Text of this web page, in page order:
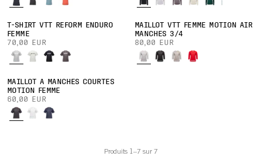
T-SHIRT VTT REFORM ENDURO
FEMME
70,00 EUR
MAILLOT VTT FEMME MOTION AIR
MANCHES 3/4
80,00 EUR
MAILLOT À MANCHES COURTES
MOTION FEMME
60,00 EUR
Produits 1–7 sur 7